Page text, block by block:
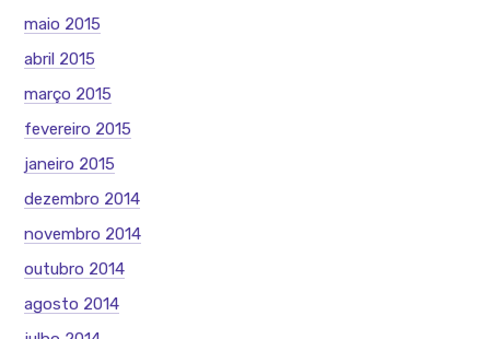
maio 2015
abril 2015
março 2015
fevereiro 2015
janeiro 2015
dezembro 2014
novembro 2014
outubro 2014
agosto 2014